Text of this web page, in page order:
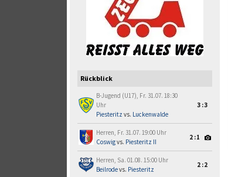
Rückblick
B-Jugend (U17), Fr. 31.07. 18:30
Uhr
Piesteritz vs. Luckenwalde
3:3
Herren, Fr. 31.07. 19:00 Uhr
Coswigvs. Piesteritz II
2:1
Herren, Sa. 01.08. 15:00 Uhr
Beilrodevs. Piesteritz
2:2